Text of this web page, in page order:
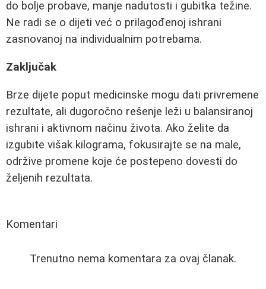
do bolje probave, manje nadutosti i gubitka težine.
Ne radi se o dijeti već o prilagođenoj ishrani
zasnovanoj na individualnim potrebama.
Zaključak
Brze dijete poput medicinske mogu dati privremene
rezultate, ali dugoročno rešenje leži u balansiranoj
ishrani i aktivnom načinu života. Ako želite da
izgubite višak kilograma, fokusirajte se na male,
održive promene koje će postepeno dovesti do
željenih rezultata.
Komentari
Trenutno nema komentara za ovaj članak.